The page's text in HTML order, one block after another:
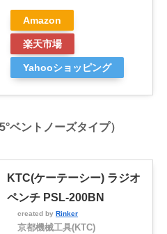
Amazon
楽天市場
Yahooショッピング
ベントノーズタイプ）
KTC(ケーテーシー) ラジオ
ペンチ PSL-200BN
created by Rinker
京都機械工具(KTC)